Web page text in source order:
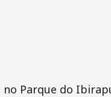
Parque do